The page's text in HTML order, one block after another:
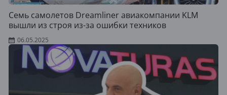
Cемь самолетов Dreamliner авиакомпании KLM
вышли из строя из-за ошибки техников
06.05.2025